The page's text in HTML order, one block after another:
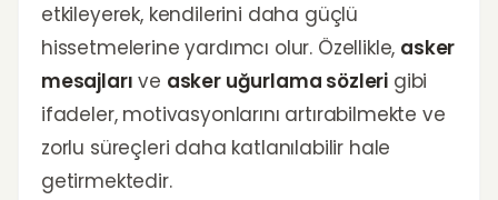
etkileyerek, kendilerini daha güçlü
hissetmelerine yardımcı olur. Özellikle, asker
mesajları ve asker uğurlama sözleri gibi
ifadeler, motivasyonlarını artırabilmekte ve
zorlu süreçleri daha katlanılabilir hale
getirmektedir.